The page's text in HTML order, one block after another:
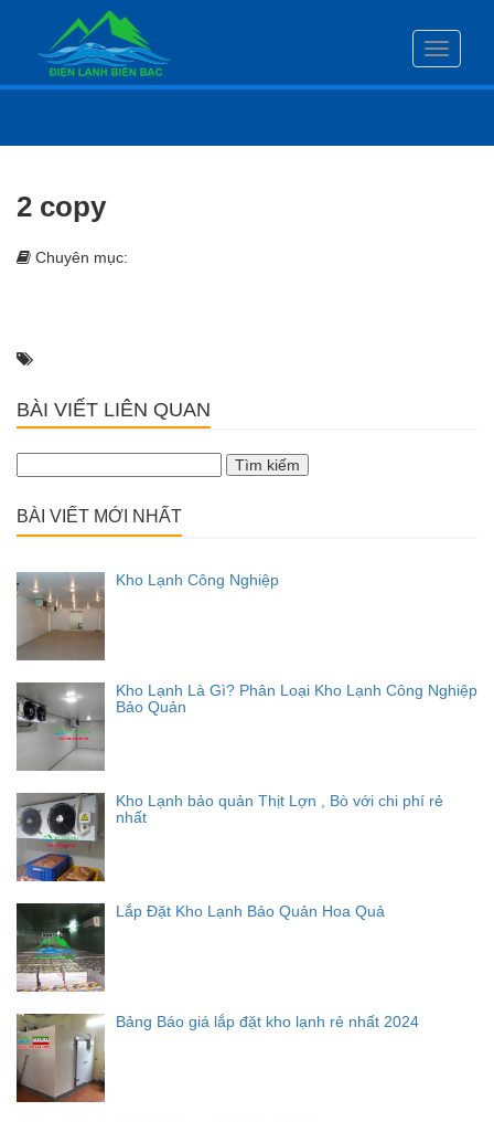
Toggle
2 copy
Chuyên mục:
BÀI VIẾT LIÊN QUAN
kiếm
BÀI VIẾT MỚI NHẤT
Kho Lạnh Công Nghiệp
Kho Lạnh Là Gì? Phân Loại Kho Lạnh Công Nghiệp
Bảo Quản
Kho Lạnh bảo quản Thịt Lợn , Bò với chi phí rẻ
nhất
Lắp Đặt Kho Lạnh Bảo Quản Hoa Quả
Bảng Báo giá lắp đặt kho lạnh rẻ nhất 2024